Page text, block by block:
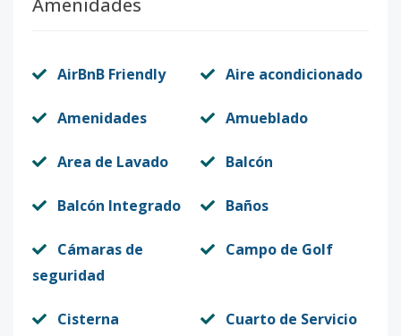
AirBnB Friendly Aire acondicionado
Amenidades Amueblado
Area de Lavado Balcón
Balcón Integrado Baños
Cámaras de
seguridad
Campo de Golf
Cisterna Cuarto de Servicio